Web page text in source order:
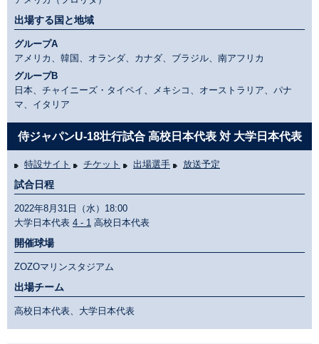
出場する国と地域
グループA
アメリカ、韓国、オランダ、カナダ、ブラジル、南アフリカ
グループB
日本、チャイニーズ・タイペイ、メキシコ、オーストラリア、パナ
マ、イタリア
侍ジャパンU-18壮行試合 高校日本代表 対 大学日本代表
特設サイト チケット 出場選手 放送予定
試合日程
2022年8月31日（水）18:00
大学日本代表 4 - 1 高校日本代表
開催球場
ZOZOマリンスタジアム
出場チーム
高校日本代表、大学日本代表